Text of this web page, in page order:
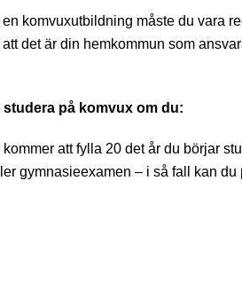
komvuxutbildning måste du vara
det är din hemkommun som
på komvux om du:
kommer att fylla 20 det år du börjar
gymnasieexamen – i så fall kan